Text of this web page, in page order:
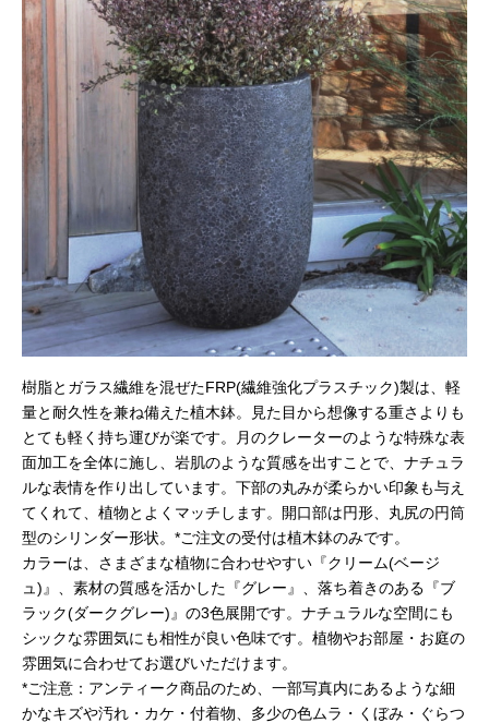
樹脂とガラス繊維を混ぜたFRP(繊維強化プラスチック)製は、軽
量と耐久性を兼ね備えた植木鉢。見た目から想像する重さよりも
とても軽く持ち運びが楽です。月のクレーターのような特殊な表
面加工を全体に施し、岩肌のような質感を出すことで、ナチュラ
ルな表情を作り出しています。下部の丸みが柔らかい印象も与え
てくれて、植物とよくマッチします。開口部は円形、丸尻の円筒
型のシリンダー形状。*ご注文の受付は植木鉢のみです。
カラーは、さまざまな植物に合わせやすい『クリーム(ベージ
ュ)』、素材の質感を活かした『グレー』、落ち着きのある『ブ
ラック(ダークグレー)』の3色展開です。ナチュラルな空間にも
シックな雰囲気にも相性が良い色味です。植物やお部屋・お庭の
雰囲気に合わせてお選びいただけます。
*ご注意：アンティーク商品のため、一部写真内にあるような細
かなキズや汚れ・カケ・付着物、多少の色ムラ・くぼみ・ぐらつ